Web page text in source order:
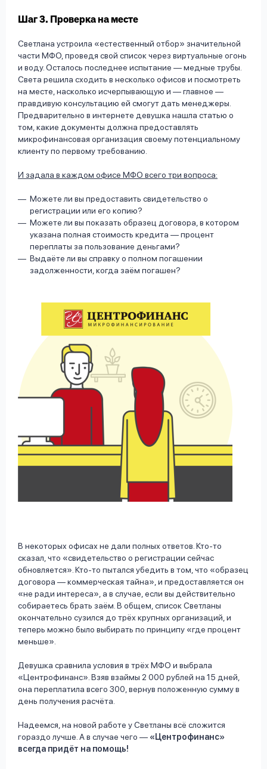
Шаг 3. Проверка на месте
Светлана устроила «естественный отбор» значительной
части МФО, проведя свой список через виртуальные огонь
и воду. Осталось последнее испытание — медные трубы.
Света решила сходить в несколько офисов и посмотреть
на месте, насколько исчерпывающую и — главное —
правдивую консультацию ей смогут дать менеджеры.
Предварительно в интернете девушка нашла статью о
том, какие документы должна предоставлять
микрофинансовая организация своему потенциальному
клиенту по первому требованию.
И задала в каждом офисе МФО всего три вопроса:
Можете ли вы предоставить свидетельство о
регистрации или его копию?
Можете ли вы показать образец договора, в котором
указана полная стоимость кредита — процент
переплаты за пользование деньгами?
Выдаёте ли вы справку о полном погашении
задолженности, когда заём погашен?
В некоторых офисах не дали полных ответов. Кто-то
сказал, что «свидетельство о регистрации сейчас
обновляется». Кто-то пытался убедить в том, что «образец
договора — коммерческая тайна», и предоставляется он
«не ради интереса», а в случае, если вы действительно
собираетесь брать заём. В общем, список Светланы
окончательно сузился до трёх крупных организаций, и
теперь можно было выбирать по принципу «где процент
меньше».
Девушка сравнила условия в трёх МФО и выбрала
«Центрофинанс». Взяв взаймы 2 000 рублей на 15 дней,
она переплатила всего 300, вернув положенную сумму в
день получения расчёта.
Надеемся, на новой работе у Светланы всё сложится
гораздо лучше. А в случае чего — «Центрофинанс»
всегда придёт на помощь!